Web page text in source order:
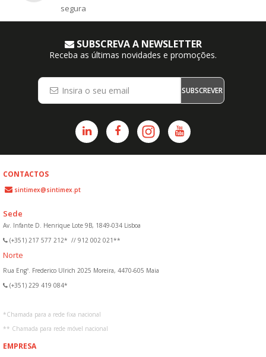
segura
SUBSCREVA A NEWSLETTER
Receba as últimas novidades e promoções.
SUBSCREVER
CONTACTOS
sintimex@sintimex.pt
Sede
Av. Infante D. Henrique Lote 9B, 1849-034 Lisboa
(+351) 217 577 212* // 912 002 021**
Norte
Rua Engº. Frederico Ulrich 2025 Moreira, 4470-605 Maia
(+351) 229 419 084*
*Chamada para a rede fixa nacional
** Chamada para rede móvel nacional
EMPRESA